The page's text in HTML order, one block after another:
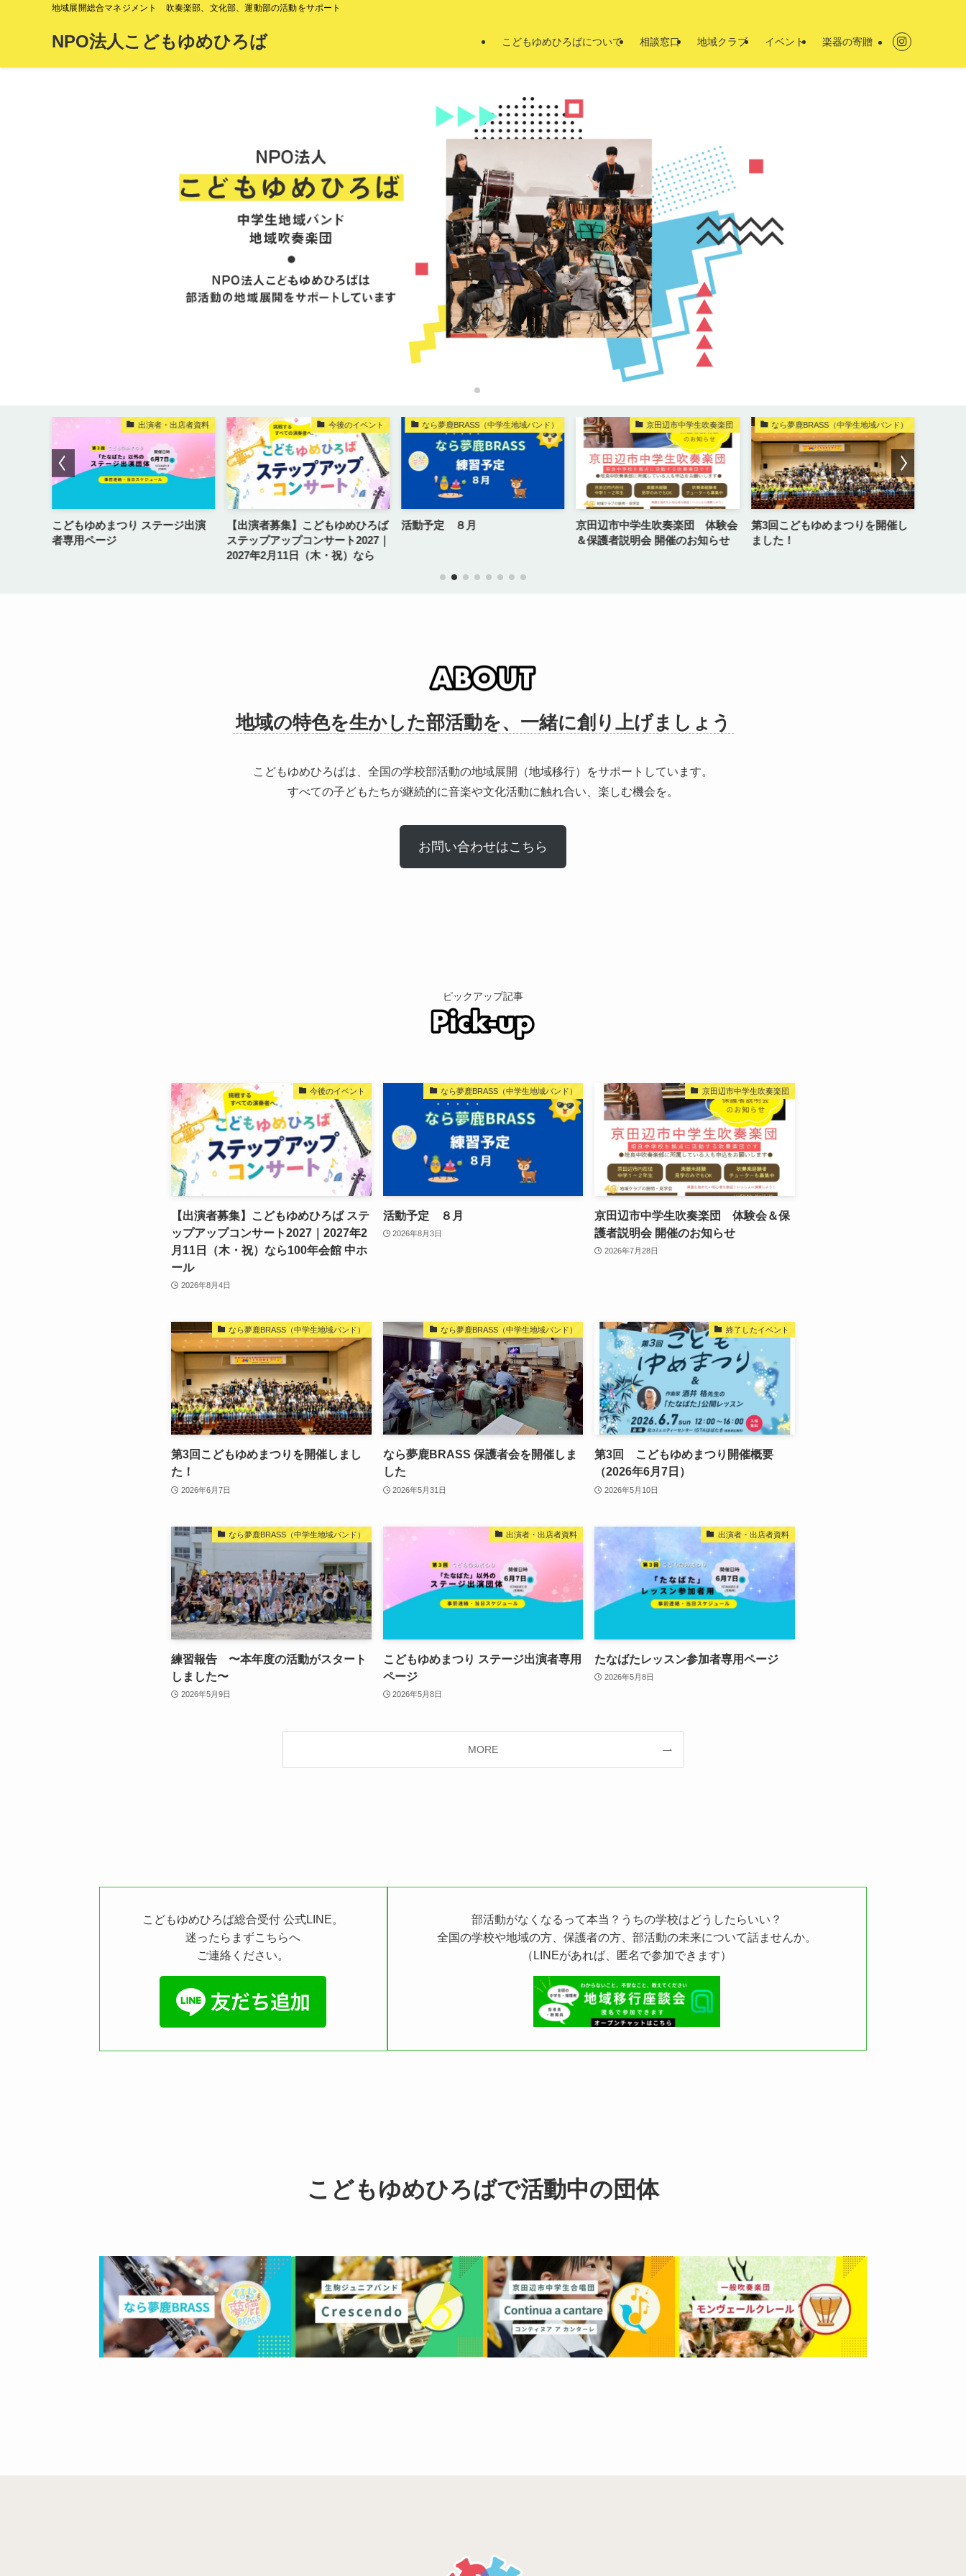
地域展開総合マネジメント 吹奏楽部、文化部、運動部の活動をサポート
NPO法人こどもゆめひろば こどもゆめひろばについて 相談窓口 地域クラブ イベント 楽器の寄贈
出演者・出店者資料
こどもゆめまつり ステージ出演
者専用ページ
今後のイベント
【出演者募集】こどもゆめひろば
ステップアップコンサート2027｜
2027年2月11日（木・祝）なら
なら夢鹿BRASS（中学生地域バンド）
活動予定 ８月
京田辺市中学生吹奏楽団
京田辺市中学生吹奏楽団 体験会
＆保護者説明会 開催のお知らせ
なら夢鹿BRASS（中学生地域バンド）
第3回こどもゆめまつりを開催し
ました！
地域の特色を生かした部活動を、一緒に創り上げましょう
こどもゆめひろばは、全国の学校部活動の地域展開（地域移行）をサポートしています。
すべての子どもたちが継続的に音楽や文化活動に触れ合い、楽しむ機会を。
お問い合わせはこちら
ピックアップ記事
今後のイベント
【出演者募集】こどもゆめひろば ステ
ップアップコンサート2027｜2027年2
月11日（木・祝）なら100年会館 中ホ
ール
2026年8月4日
なら夢鹿BRASS（中学生地域バンド）
活動予定 ８月
2026年8月3日
京田辺市中学生吹奏楽団
京田辺市中学生吹奏楽団 体験会＆保
護者説明会 開催のお知らせ
2026年7月28日
なら夢鹿BRASS（中学生地域バンド）
第3回こどもゆめまつりを開催しまし
た！
2026年6月7日
なら夢鹿BRASS（中学生地域バンド）
なら夢鹿BRASS 保護者会を開催しま
した
2026年5月31日
終了したイベント
第3回 こどもゆめまつり開催概要
（2026年6月7日）
2026年5月10日
なら夢鹿BRASS（中学生地域バンド）
練習報告 〜本年度の活動がスタート
しました〜
2026年5月9日
出演者・出店者資料
こどもゆめまつり ステージ出演者専用
ページ
2026年5月8日
出演者・出店者資料
たなばたレッスン参加者専用ページ
2026年5月8日
MORE
こどもゆめひろば総合受付 公式LINE。
迷ったらまずこちらへ
ご連絡ください。
部活動がなくなるって本当？うちの学校はどうしたらいい？
全国の学校や地域の方、保護者の方、部活動の未来について話ませんか。
（LINEがあれば、匿名で参加できます）
こどもゆめひろばで活動中の団体